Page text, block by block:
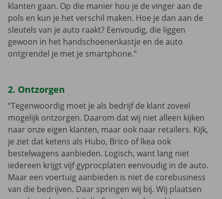
klanten gaan. Op die manier hou je de vinger aan de
pols en kun je het verschil maken. Hoe je dan aan de
sleutels van je auto raakt? Eenvoudig, die liggen
gewoon in het handschoenenkastje en de auto
ontgrendel je met je smartphone.”
2. Ontzorgen
“Tegenwoordig moet je als bedrijf de klant zoveel
mogelijk ontzorgen. Daarom dat wij niet alleen kijken
naar onze eigen klanten, maar ook naar retailers. Kijk,
je ziet dat ketens als Hubo, Brico of Ikea ook
bestelwagens aanbieden. Logisch, want lang niet
iedereen krijgt vijf gyprocplaten eenvoudig in de auto.
Maar een voertuig aanbieden is niet de corebusiness
van die bedrijven. Daar springen wij bij. Wij plaatsen